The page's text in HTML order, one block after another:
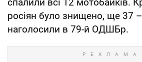
росіян було знищено, ще 37
наголосили в 79-й ОДШБр.